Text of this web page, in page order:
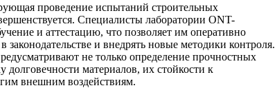
проведение испытаний строительных
Специалисты лаборатории ONT-
и аттестацию, что позволяет им оперативно
законодательстве и внедрять новые методики контроля.
не только определение прочностных
долговечности материалов, их стойкости к
внешним воздействиям.